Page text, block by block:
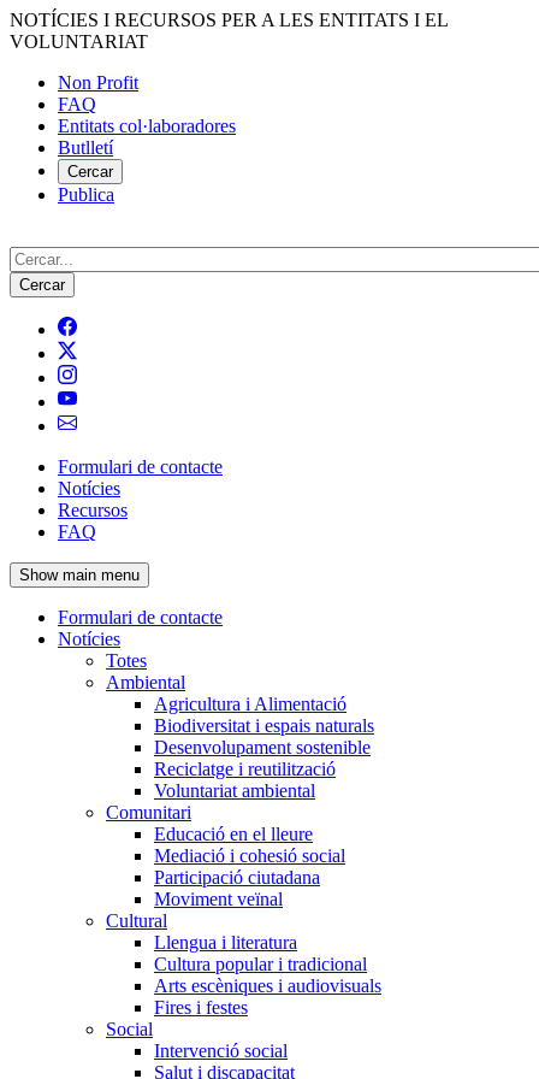
Vés
al
NOTÍCIES I RECURSOS PER A LES ENTITATS I EL
VOLUNTARIAT
Menú
del
compte
d'usuari
Non Profit
FAQ
Entitats col·laboradores
Butlletí
Cercar
Publica
Cerca
Navegació
principal
de
l'encapçalament
Formulari de contacte
Notícies
Recursos
FAQ
Show main menu
Navegació
principal
Formulari de contacte
Notícies
Totes
Ambiental
Agricultura i Alimentació
Biodiversitat i espais naturals
Desenvolupament sostenible
Reciclatge i reutilització
Voluntariat ambiental
Comunitari
Educació en el lleure
Mediació i cohesió social
Participació ciutadana
Moviment veïnal
Cultural
Llengua i literatura
Cultura popular i tradicional
Arts escèniques i audiovisuals
Fires i festes
Social
Intervenció social
Salut i discapacitat